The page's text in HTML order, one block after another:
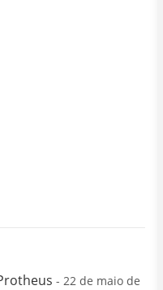
- 22 de maio de